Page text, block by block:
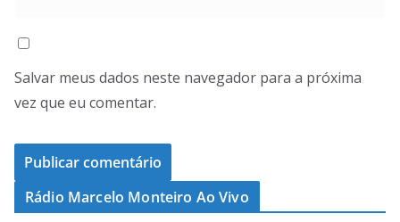
Salvar meus dados neste navegador para a próxima
vez que eu comentar.
Rádio Marcelo Monteiro Ao Vivo